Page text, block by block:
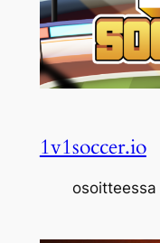
1v1soccer.io
osoitteessa